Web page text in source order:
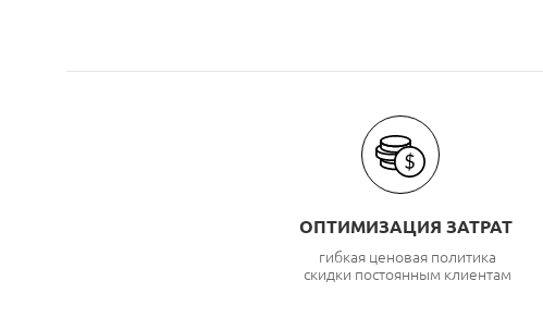
ОПТИМИЗАЦИЯ ЗАТРАТ
гибкая ценовая политика
скидки постоянным клиентам